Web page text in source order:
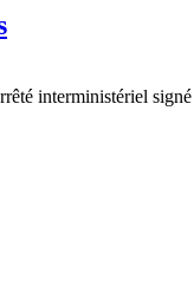
interministériel